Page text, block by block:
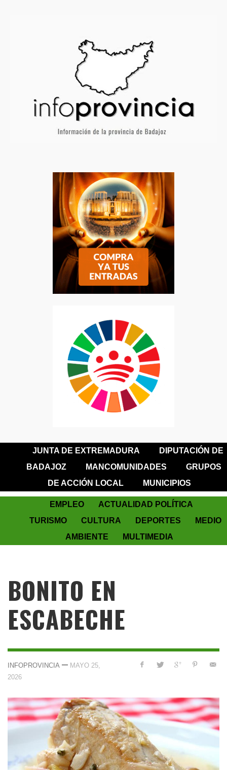
JUNTA DE EXTREMADURA
DIPUTACIÓN DE
BADAJOZ
MANCOMUNIDADES
GRUPOS
DE ACCIÓN LOCAL
MUNICIPIOS
EMPLEO
ACTUALIDAD POLÍTICA
TURISMO
CULTURA DEPORTES
MEDIO
AMBIENTE
MULTIMEDIA
BONITO EN
ESCABECHE
INFOPROVINCIA — MAYO 25,
2026